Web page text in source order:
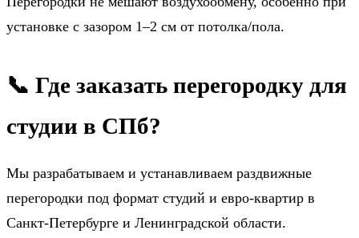
установке с зазором 1–2 см от потолка/пола.
📞 Где заказать перегородку для
студии в СПб?
Мы разрабатываем и устанавливаем раздвижные
перегородки под формат студий и евро-квартир в
Санкт-Петербурге и Ленинградской области.